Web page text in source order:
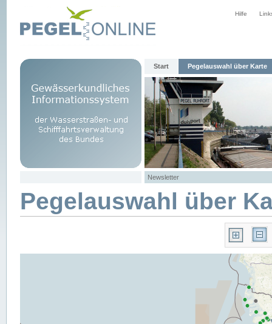
Hilfe
Start Pegelauswahl über Karte
Newsletter
Pegelauswahl über